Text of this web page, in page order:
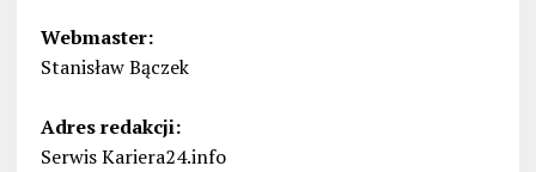
Webmaster:
Stanisław Bączek
Adres redakcji:
Serwis Kariera24.info